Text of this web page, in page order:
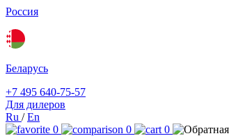
Россия
Беларусь
+7 495 640-75-57
Для дилеров
Ru /En
0
0
0